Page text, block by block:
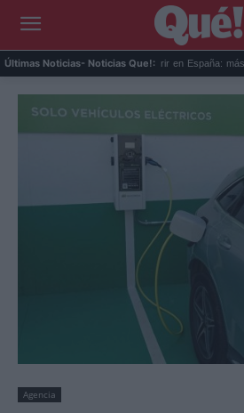
Últimas Noticias- Noticias Que!:
de vacantes sin cubrir en España: más de cu...
Agencia